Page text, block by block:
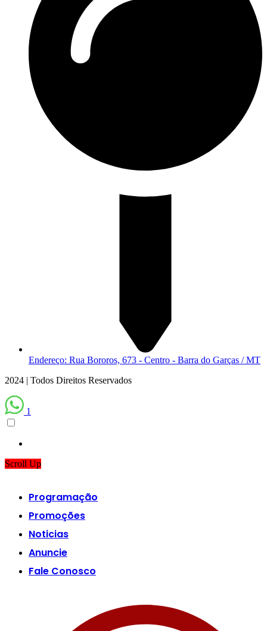
Endereço: Rua Bororos, 673 - Centro - Barra do Garças / MT
2024 | Todos Direitos Reservados
1
Scroll Up
Programação
Promoções
Noticias
Anuncie
Fale Conosco